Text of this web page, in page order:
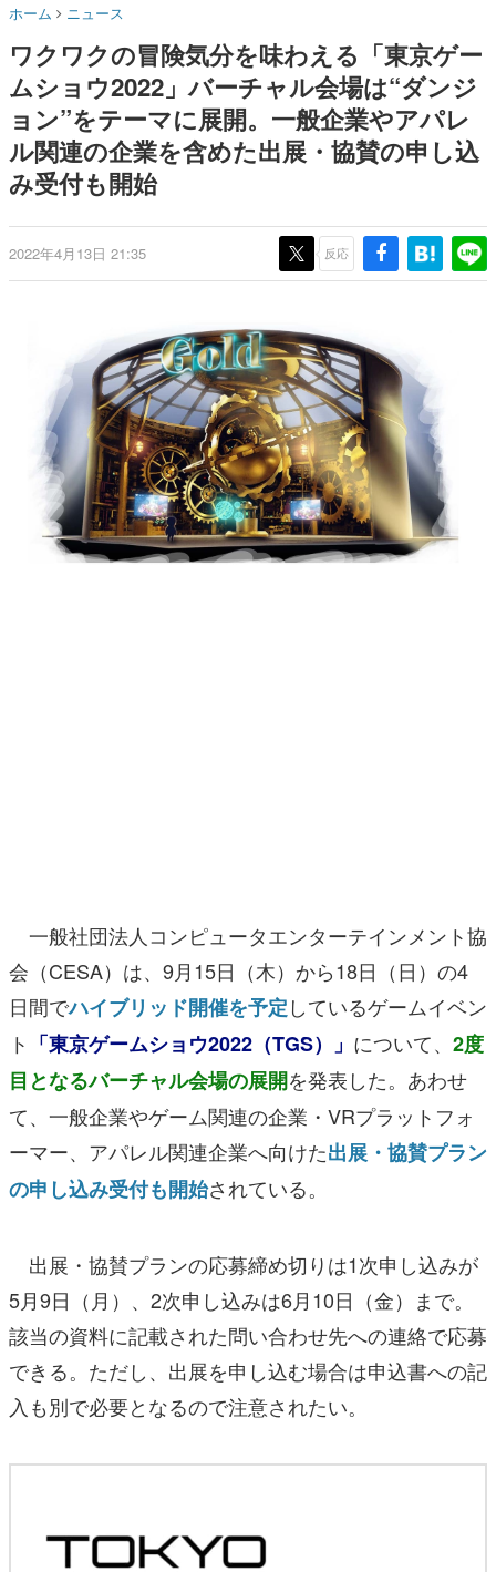
ゲームに多大な影響を受けた作家さんに取材し、ゲームが
日本のコンテンツ産業やカルチャーに与えた影響を探る企
画です。
日本モバイルゲーム産業史
日本のモバイルゲーム史における主要なトピック・タイト
ルを網羅するほか、開発者へのインタビューや識者による
解説を掲載。約20年の歴史が一望できる決定版！
若ゲのいたり〜ゲームクリエイターの青春〜
一先生によるゲーム業界レポートマンガです。
なんでゲームは面白い？
ゲームが変えた日本語
「経験値」「裏技」「ラスボス」… ゲームにまつわる言葉
の起源や用法の変遷を、コンピューター文化史研究家・タ
イニーP氏が徹底調査。
カテゴリ
特集記事
マンガ
めて対応へ。修正パッチは約1週
ー？＾＾」暗黒微笑の夢女子
や、萌え声不思議ちゃん女子と
青春を謳歌
ホーム ニュース
ワクワクの冒険気分を味わえる「東京ゲー
ムショウ2022」バーチャル会場は“ダンジ
ョン”をテーマに展開。一般企業やアパレ
ル関連の企業を含めた出展・協賛の申し込
み受付も開始
2022年4月13日 21:35 反応
一般社団法人コンピュータエンターテインメント協
会（CESA）は、9月15日（木）から18日（日）の4
日間でハイブリッド開催を予定しているゲームイベン
ト 「東京ゲームショウ2022（TGS）」 について、 2度
目となるバーチャル会場の展開を発表した。あわせ
て、一般企業やゲーム関連の企業・VRプラットフォ
ーマー、アパレル関連企業へ向けた出展・協賛プラン
の申し込み受付も開始されている。
出展・協賛プランの応募締め切りは1次申し込みが
5月9日（月）、2次申し込みは6月10日（金）まで。
該当の資料に記載された問い合わせ先への連絡で応募
できる。ただし、出展を申し込む場合は申込書への記
入も別で必要となるので注意されたい。